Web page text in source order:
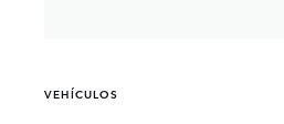
VEHÍCULOS